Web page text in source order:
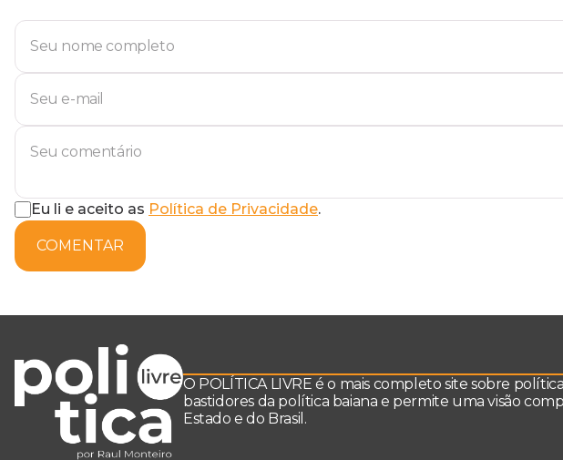
Eu li e aceito as Política de Privacidade.
COMENTAR
O POLÍTICA LIVRE é o mais completo site sobre
bastidores da política baiana e permite uma visão
Estado e do Brasil.